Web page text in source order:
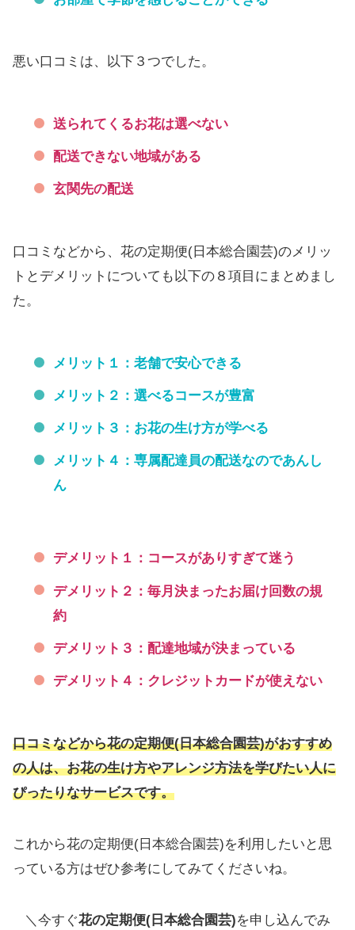
悪い口コミは、以下３つでした。
送られてくるお花は選べない
配送できない地域がある
玄関先の配送
口コミなどから、花の定期便(日本総合園芸)のメリッ
トとデメリットについても以下の８項目にまとめまし
た。
メリット１：老舗で安心できる
メリット２：選べるコースが豊富
メリット３：お花の生け方が学べる
メリット４：専属配達員の配送なのであんし
ん
デメリット１：コースがありすぎて迷う
デメリット２：毎月決まったお届け回数の規
約
デメリット３：配達地域が決まっている
デメリット４：クレジットカードが使えない
口コミなどから花の定期便(日本総合園芸)がおすすめ
の人は、お花の生け方やアレンジ方法を学びたい人に
ぴったりなサービスです。
これから花の定期便(日本総合園芸)を利用したいと思
っている方はぜひ参考にしてみてくださいね。
＼今すぐ花の定期便(日本総合園芸)を申し込んでみ